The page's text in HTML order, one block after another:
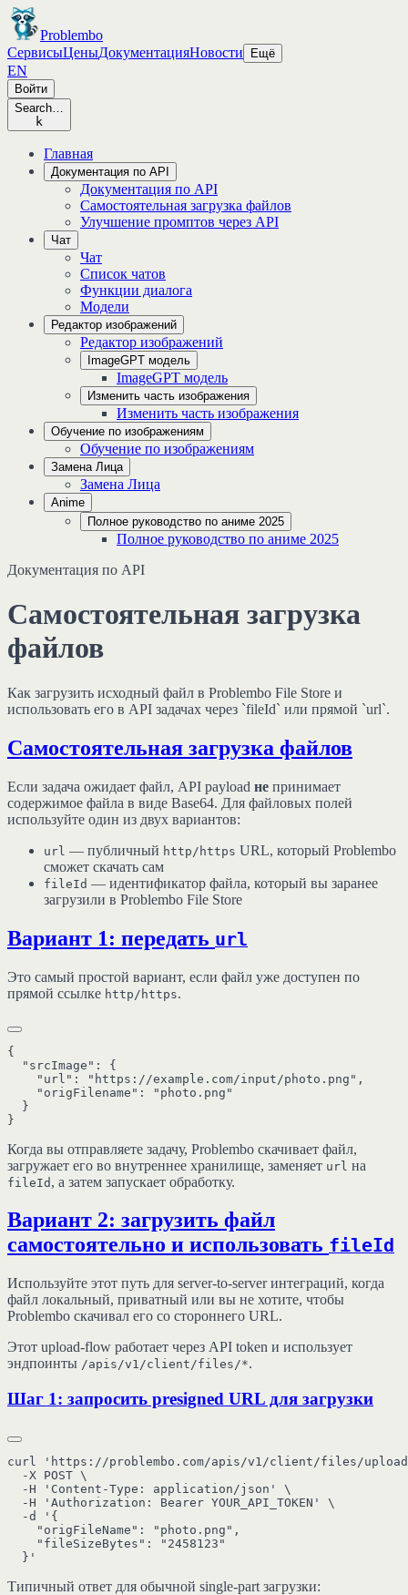
Problembo
СервисыЦеныДокументацияНовости Ещё
EN
Войти
Search…
k
Главная
Документация по API
Документация по API
Самостоятельная загрузка файлов
Улучшение промптов через API
Чат
Чат
Список чатов
Функции диалога
Модели
Редактор изображений
Редактор изображений
ImageGPT модель
ImageGPT модель
Изменить часть изображения
Изменить часть изображения
Обучение по изображениям
Обучение по изображениям
Замена Лица
Замена Лица
Anime
Полное руководство по аниме 2025
Полное руководство по аниме 2025
Документация по API
Самостоятельная загрузка
файлов
Как загрузить исходный файл в Problembo File Store и
использовать его в API задачах через `fileId` или прямой `url`.
Самостоятельная загрузка файлов
Если задача ожидает файл, API payload не принимает
содержимое файла в виде Base64. Для файловых полей
используйте один из двух вариантов:
url — публичный http/https URL, который Problembo
сможет скачать сам
fileId — идентификатор файла, который вы заранее
загрузили в Problembo File Store
Вариант 1: передать url
Это самый простой вариант, если файл уже доступен по
прямой ссылке http/https.
{
  "srcImage": {
    "url": "https://example.com/input/photo.png",
    "origFilename": "photo.png"
  }
Когда вы отправляете задачу, Problembo скачивает файл,
загружает его во внутреннее хранилище, заменяет url на
fileId , а затем запускает обработку.
Вариант 2: загрузить файл
самостоятельно и использовать fileId
Используйте этот путь для server-to-server интеграций, когда
файл локальный, приватный или вы не хотите, чтобы
Problembo скачивал его со стороннего URL.
Этот upload-flow работает через API token и использует
эндпоинты /apis/v1/client/files/*.
Шаг 1: запросить presigned URL для загрузки
curl 'https://problembo.com/apis/v1/client/files/
  -X POST \
  -H 'Content-Type: application/json' \
  -H 'Authorization: Bearer YOUR_API_TOKEN' \
  -d '{
    "origFileName": "photo.png",
    "fileSizeBytes": "2458123"
Типичный ответ для обычной single-part загрузки: